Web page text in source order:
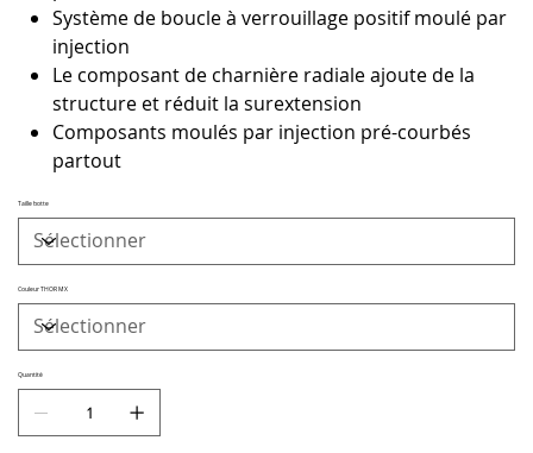
Système de boucle à verrouillage positif moulé par
injection
Le composant de charnière radiale ajoute de la
structure et réduit la surextension
Composants moulés par injection pré-courbés
partout
Taille botte
Couleur THOR MX
Quantité